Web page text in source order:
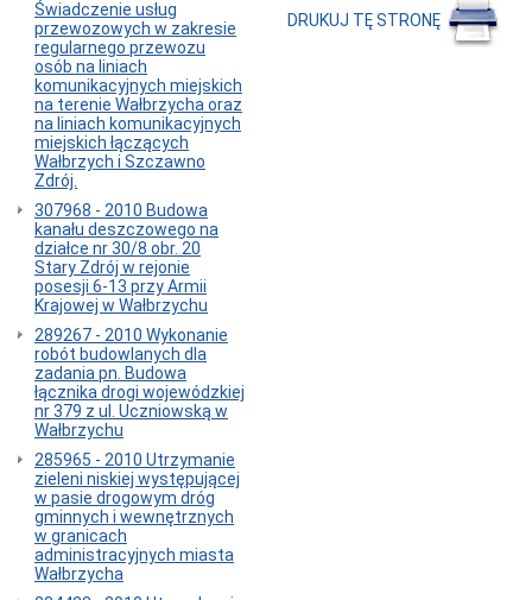
Działy
powiązane
płatnymi
parkingami
Zamówienia
publiczne
Informacje
ogólne
-
akty
prawne
Otwieranie
plików
we
właściwych
programach
zamiast
przeglądarce
Rachunek
Bankowy
Archiwum
przetargów
Archiwum
ogłoszeń
Świadczenie usług
przewozowych w zakresie
regularnego przewozu
osób na liniach
komunikacyjnych miejskich
na terenie Wałbrzycha oraz
na liniach komunikacyjnych
miejskich łączących
Wałbrzych i Szczawno
Zdrój.
307968 - 2010 Budowa
kanału deszczowego na
działce nr 30/8 obr. 20
Stary Zdrój w rejonie
posesji 6-13 przy Armii
Krajowej w Wałbrzychu
289267 - 2010 Wykonanie
robót budowlanych dla
zadania pn. Budowa
łącznika drogi wojewódzkiej
nr 379 z ul. Uczniowską w
Wałbrzychu
285965 - 2010 Utrzymanie
zieleni niskiej występującej
w pasie drogowym dróg
gminnych i wewnętrznych
w granicach
administracyjnych miasta
Wałbrzycha
DRUKUJ TĘ STRONĘ